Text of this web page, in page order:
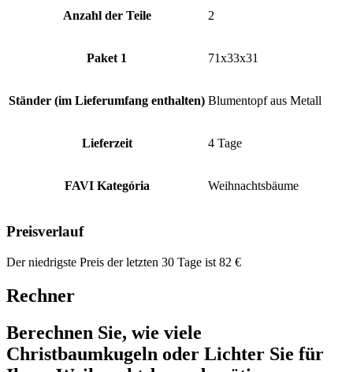
Anzahl der Teile 2
Paket 1 71x33x31
Ständer (im Lieferumfang enthalten) Blumentopf aus Metall
Lieferzeit 4 Tage
FAVI Kategória Weihnachtsbäume
Preisverlauf
Der niedrigste Preis der letzten 30 Tage ist 82 €
Rechner
Berechnen Sie, wie viele
Christbaumkugeln oder Lichter Sie für